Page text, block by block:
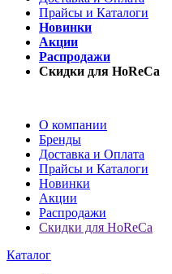
Прайсы и Каталоги
Новинки
Акции
Распродажи
Скидки для HoReCa
О компании
Бренды
Доставка и Оплата
Прайсы и Каталоги
Новинки
Акции
Распродажи
Скидки для HoReCa
Каталог